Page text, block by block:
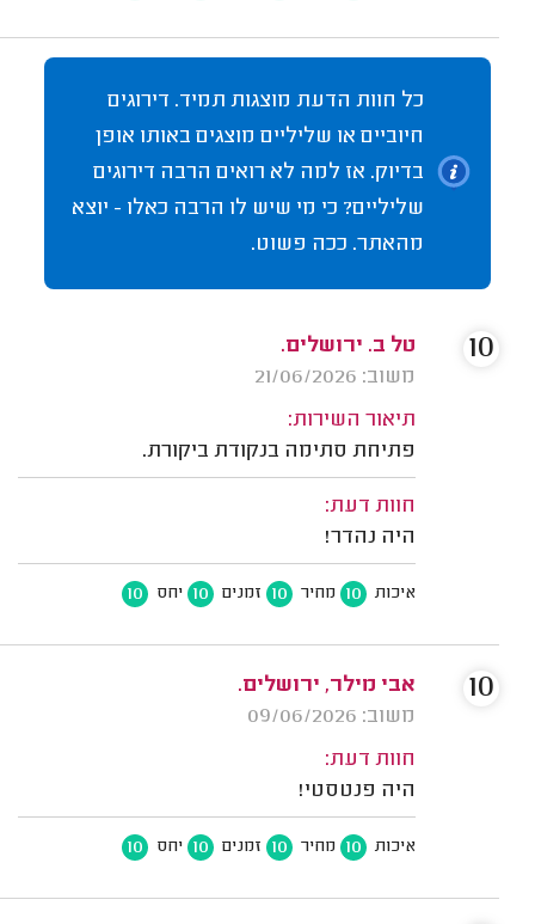
כל חוות הדעת מוצגות תמיד. דירוגים
חיוביים או שליליים מוצגים באותו אופן
בדיוק. אז למה לא רואים הרבה דירוגים
שליליים? כי מי שיש לו הרבה כאלו - יוצא
מהאתר. ככה פשוט.
טל ב. ירושלים.
משוב: 21/06/2026
תיאור השירות:
פתיחת סתימה בנקודת ביקורת.
חוות דעת:
היה נהדר!
איכות 10 מחיר 10 זמנים 10 יחס 10
10
אבי מילר, ירושלים.
משוב: 09/06/2026
חוות דעת:
היה פנטסטי!
איכות 10 מחיר 10 זמנים 10 יחס 10
10